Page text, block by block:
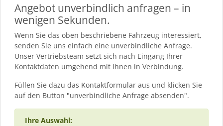
Angebot unverbindlich anfragen – in
wenigen Sekunden.
Wenn Sie das oben beschriebene Fahrzeug interessiert,
senden Sie uns einfach eine unverbindliche Anfrage.
Unser Vertriebsteam setzt sich nach Eingang Ihrer
Kontaktdaten umgehend mit Ihnen in Verbindung.
Füllen Sie dazu das Kontaktformular aus und klicken Sie
auf den Button "unverbindliche Anfrage absenden".
Ihre Auswahl: